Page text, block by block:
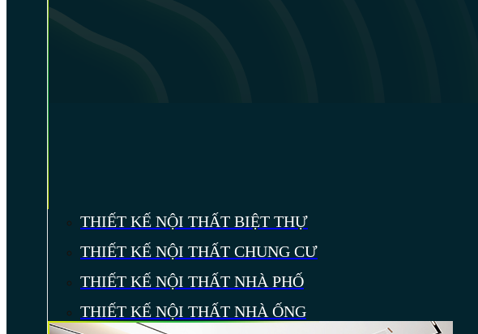
THIẾT KẾ NỘI THẤT BIỆT THỰ
THIẾT KẾ NỘI THẤT CHUNG CƯ
THIẾT KẾ NỘI THẤT NHÀ PHỐ
THIẾT KẾ NỘI THẤT NHÀ ỐNG